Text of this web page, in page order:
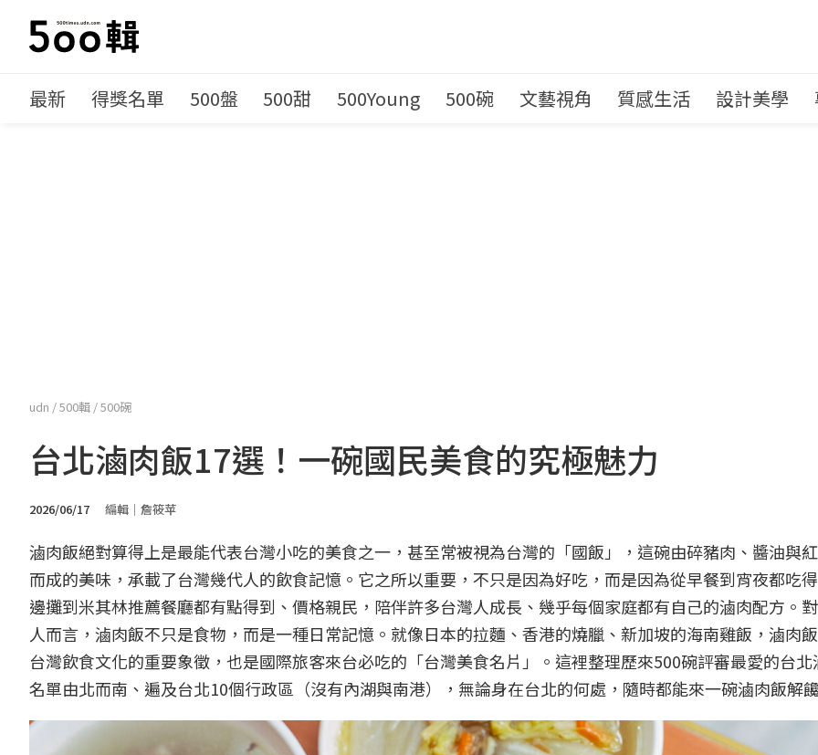
最新 得獎名單 500盤 500甜 500Young 500碗 文藝視角 質感生活 設計美學
udn /500輯 /500碗
台北滷肉飯17選！一碗國民美食的究極魅力
2026/06/17 編輯｜詹筱苹
滷肉飯絕對算得上是最能代表台灣小吃的美食之一，甚至常被視為台灣的「國飯」，這碗由碎豬肉、醬油與
而成的美味，承載了台灣幾代人的飲食記憶。它之所以重要，不只是因為好吃，而是因為從早餐到宵夜都吃
邊攤到米其林推薦餐廳都有點得到、價格親民，陪伴許多台灣人成長、幾乎每個家庭都有自己的滷肉配方。
人而言，滷肉飯不只是食物，而是一種日常記憶。就像日本的拉麵、香港的燒臘、新加坡的海南雞飯，滷肉
台灣飲食文化的重要象徵，也是國際旅客來台必吃的「台灣美食名片」。這裡整理歷來500碗評審最愛的台北
名單由北而南、遍及台北10個行政區（沒有內湖與南港），無論身在台北的何處，隨時都能來一碗滷肉飯解